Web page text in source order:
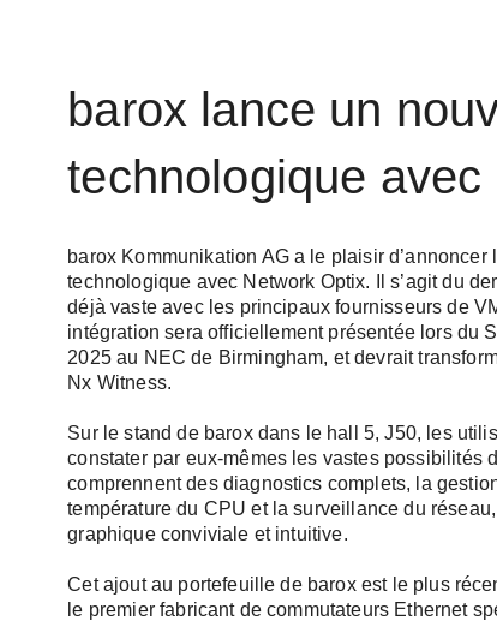
barox lance un
technologique
barox Kommunikation AG a le plaisir
technologique avec Network Optix. Il s’agit du
déjà vaste avec les principaux fournisseurs de
intégration sera officiellement présentée lors du
2025 au NEC de Birmingham, et devrait
Nx Witness.
Sur le stand de barox dans le hall 5, J50, les
constater par eux-mêmes les vastes possibilités
comprennent des diagnostics complets, la
température du CPU et la surveillance du
graphique conviviale et intuitive.
Cet ajout au portefeuille de barox est le plus
le premier fabricant de commutateurs Ethernet
Connexion
Newsletter
Restez informé avec nous
Deux newsletters, deux fois mieux informé !
les thèmes qui vous intéressent.
Veuillez sélectionner une ou les deux
Newsletter : Informations actuelles sur
l'entreprise et événements à venir.
Tech-Newsletter : Informations
réalisation réussies de vos réseaux vidéo